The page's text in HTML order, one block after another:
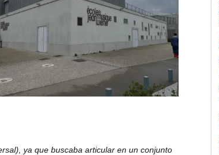
ya que buscaba articular en un conjunto